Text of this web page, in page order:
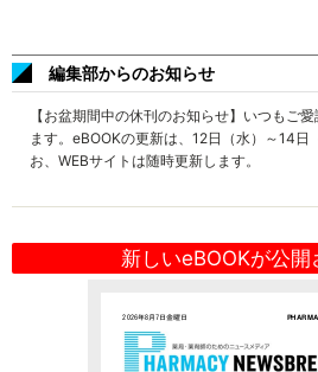
編集部からのお知らせ
【お盆期間中の休刊のお知らせ】いつもご
ます。eBOOKの更新は、12日（水）～14日
お、WEBサイトは随時更新します。
新しいeBOOKが公開